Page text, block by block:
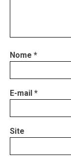
Nome *
E-mail *
Site